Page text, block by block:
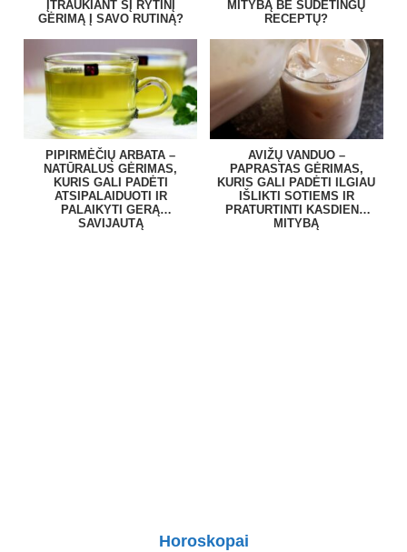
ĮTRAUKIANT ŠĮ RYTINĮ
GĖRIMĄ Į SAVO RUTINĄ?
MITYBĄ BE SUDĖTINGŲ
RECEPTŲ?
PIPIRMĖČIŲ ARBATA –
NATŪRALUS GĖRIMAS,
KURIS GALI PADĖTI
ATSIPALAIDUOTI IR
PALAIKYTI GERĄ
SAVIJAUTĄ
AVIŽŲ VANDUO –
PAPRASTAS GĖRIMAS,
KURIS GALI PADĖTI ILGIAU
IŠLIKTI SOTIEMS IR
PRATURTINTI KASDIENĘ
MITYBĄ
Horoskopai